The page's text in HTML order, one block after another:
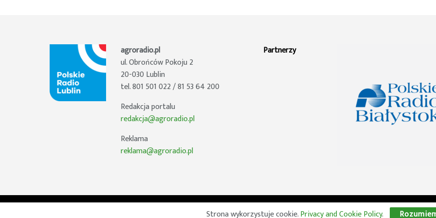
agroradio.pl
ul. Obrońców Pokoju 2
20-030 Lublin
tel. 801 501 022 / 81 53 64 200
Redakcja portalu
redakcja@agroradio.pl
Reklama
reklama@agroradio.pl
Partnerzy
© 2026 Wszelkie prawa zastrzeżone. Radio Lublin S.A. w likwidacji
Strona wykorzystuje cookie.Privacy and Cookie Policy.